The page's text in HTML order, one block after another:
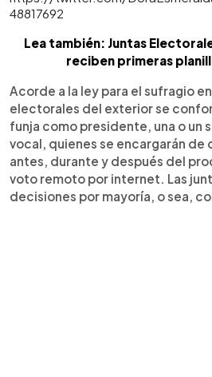
48817692
Lea también: Juntas
reciben primeras
Acorde a la ley para el sufragio
electorales del exterior se
funja como presidente, una o un
vocal, quienes se encargarán de
antes, durante y después del
voto remoto por internet. Las
decisiones por mayoría, o sea,